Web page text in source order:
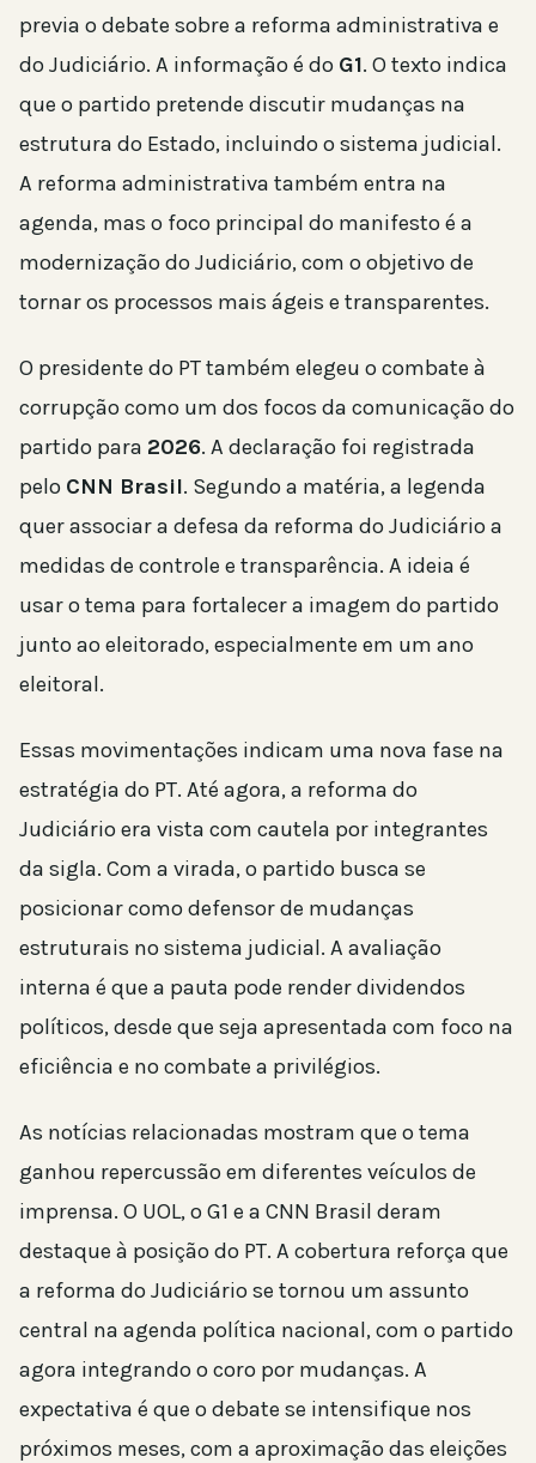
previa o debate sobre a reforma administrativa e
do Judiciário. A informação é do G1. O texto indica
que o partido pretende discutir mudanças na
estrutura do Estado, incluindo o sistema judicial.
A reforma administrativa também entra na
agenda, mas o foco principal do manifesto é a
modernização do Judiciário, com o objetivo de
tornar os processos mais ágeis e transparentes.
O presidente do PT também elegeu o combate à
corrupção como um dos focos da comunicação do
partido para 2026. A declaração foi registrada
pelo CNN Brasil. Segundo a matéria, a legenda
quer associar a defesa da reforma do Judiciário a
medidas de controle e transparência. A ideia é
usar o tema para fortalecer a imagem do partido
junto ao eleitorado, especialmente em um ano
eleitoral.
Essas movimentações indicam uma nova fase na
estratégia do PT. Até agora, a reforma do
Judiciário era vista com cautela por integrantes
da sigla. Com a virada, o partido busca se
posicionar como defensor de mudanças
estruturais no sistema judicial. A avaliação
interna é que a pauta pode render dividendos
políticos, desde que seja apresentada com foco na
eficiência e no combate a privilégios.
As notícias relacionadas mostram que o tema
ganhou repercussão em diferentes veículos de
imprensa. O UOL, o G1 e a CNN Brasil deram
destaque à posição do PT. A cobertura reforça que
a reforma do Judiciário se tornou um assunto
central na agenda política nacional, com o partido
agora integrando o coro por mudanças. A
expectativa é que o debate se intensifique nos
próximos meses, com a aproximação das eleições